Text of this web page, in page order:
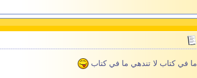
ما في كتاب لا تندهي ما في كتاب